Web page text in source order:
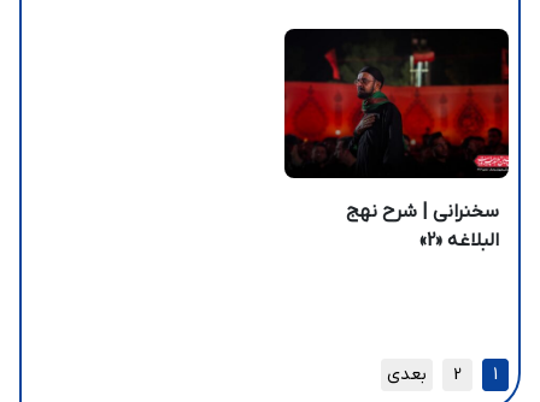
سخنرانی | شرح نهج
البلاغه «2»
1
2 بعدی